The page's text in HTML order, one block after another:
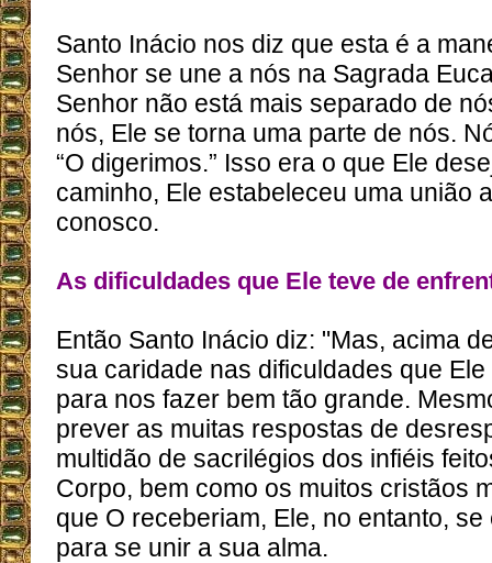
Santo Inácio nos diz que esta é a
Senhor se une a nós na Sagrada
Senhor não está mais separado de
nós, Ele se torna uma parte de nós.
“O digerimos.” Isso era o que Ele
caminho, Ele estabeleceu uma união
conosco.
As dificuldades que Ele teve de
Então Santo Inácio diz: "Mas, acima
sua caridade nas dificuldades que
para nos fazer bem tão grande.
prever as muitas respostas de
multidão de sacrilégios dos infiéis
Corpo, bem como os muitos cristãos
que O receberiam, Ele, no entanto,
para se unir a sua alma.